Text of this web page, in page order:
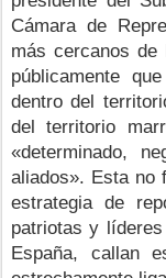
Cámara de
más cercanos de
públicamente
dentro del
del territorio
«determinado,
aliados». Esta no
estrategia de
patriotas y
España, callan